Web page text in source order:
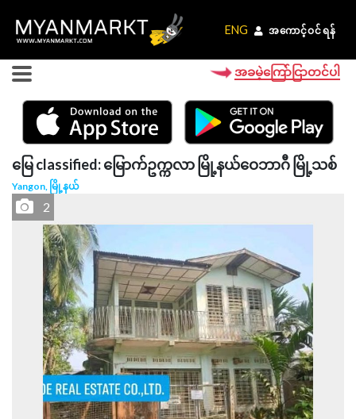
ENG အကောင့်ဝင်ရန်
ENG အကောင့်ဝင်ရန်
အခမဲ့ကြော်ငြာတင်ပါ
မြေ classified: မြောက်ဥက္ကလာ မြို့နယ်ဝေဘာဂီ မြို့သစ်
Yangon, မြို့နယ်
2